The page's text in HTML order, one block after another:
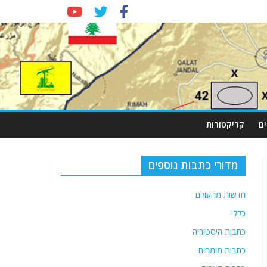
קריקטורות
מדורי כתבות נוספים
חדשות מהעולם
כללי
כתבות היסטוריה
כתבות מומחים